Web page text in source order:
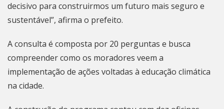
decisivo para construirmos um futuro mais seguro e
sustentável”, afirma o prefeito.
A consulta é composta por 20 perguntas e busca
compreender como os moradores veem a
implementação de ações voltadas à educação climática
na cidade.